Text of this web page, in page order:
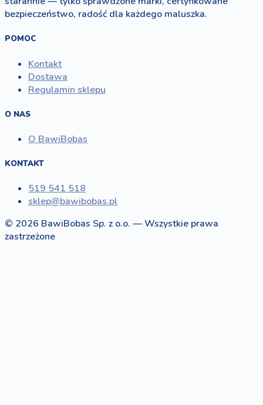
bezpieczeństwo, radość dla każdego maluszka.
POMOC
Kontakt
Dostawa
Regulamin sklepu
O NAS
O BawiBobas
KONTAKT
519 541 518
sklep@bawibobas.pl
© 2026 BawiBobas Sp. z o.o. — Wszystkie prawa
zastrzeżone